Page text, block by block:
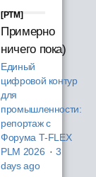
[PTM]
Примерно
ничего пока)
Единый
цифровой контур
для
промышленности:
репортаж с
Форума T‑FLEX
PLM 2026 · 3
days ago